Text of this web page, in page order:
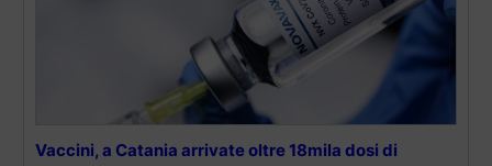
Vaccini, a Catania arrivate oltre 18mila dosi di